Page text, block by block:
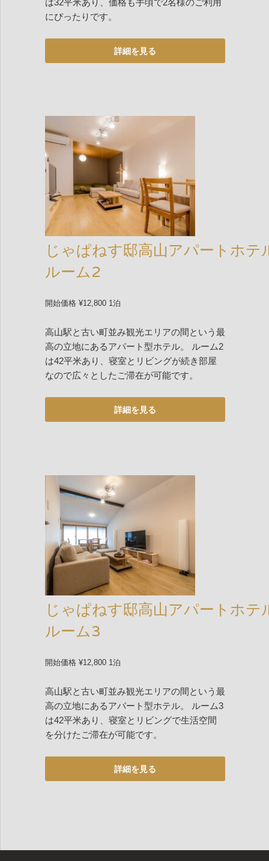
にぴったりです。
じゃぱねす邸高山アパートホテ
ルーム2
開始価格 ¥12,800 1泊
高山駅と古い町並み観光エリアの間という最
高の立地にあるアパート型ホテル。 ルーム2
は42平米あり、寝室とリビングが続き部屋
なので広々としたご滞在が可能です。
じゃぱねす邸高山アパートホテ
ルーム3
開始価格 ¥12,800 1泊
高山駅と古い町並み観光エリアの間という最
高の立地にあるアパート型ホテル。 ルーム3
は42平米あり、寝室とリビングで生活空間
を分けたご滞在が可能です。